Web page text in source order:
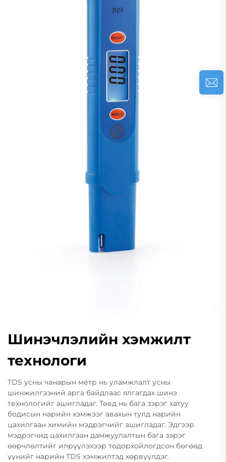
Шинэчлэлийн хэмжилт
технологи
TDS усны чанарын метр нь уламжлалт усны
шинжилгээний арга байдлаас ялгагдах шинэ
технологийг ашигладаг. Төвд нь бага зэрэг хатуу
бодисын нарийн хэмжээг авахын тулд нарийн
цахилгаан химийн мэдрэгчийг ашигладаг. Эдгээр
мэдрэгчид цахилгаан дамжуулалтын бага зэрэг
өөрчлөлтийг илрүүлэхээр тодорхойлогдсон бөгөөд
үүнийг нарийн TDS хэмжилтэд хөрвүүлдэг.